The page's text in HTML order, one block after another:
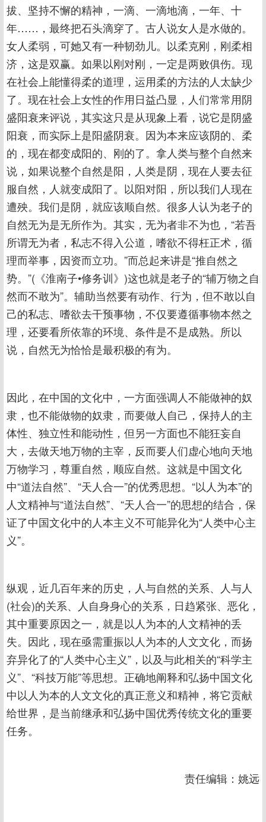
拔、坚持不懈的精神，一滴、一滴地滴，一年、十
年……，最终把石头滴穿了。古人说女人是水做的。
女人柔弱，可她又有一种韧劲儿。以柔克刚，刚柔相
济，这是双赢。如果以刚对刚，一定是两败俱伤。现
在社会上能懂得柔的道理，运用柔的方法的人太缺少
了。现在社会上女性的作用日益凸显，人们常常用阴
盛阳衰来评说，其实这只是从现象上看，说它是阴盛
阳衰，而实际上是阳盛阴衰。因为本来应该阴的、柔
的，现在都变成阳的、刚的了。拿人类与整个自然来
说，如果说整个自然是阳，人类是阴，现在人要去征
服自然，人就变成阳了。以阳对阳，所以我们人现在
遭殃。我们是阴，就应该顺自然。很多人认为老子的
自然无为是无所作为。其实，无为者非不为也，“若吾
所谓无为者，私志不得入公道，嗜欲不得枉正术，循
理而举事，因资而立功。”而总起来讲是“推自然之
势。”(《淮南子•修务训》)这也就是老子的“辅万物之自
然而不敢为”。辅助当然要有动作、行为，但不敢以自
己的私志、嗜欲去干预事物，不仅要遵循事物本然之
理，还要看所依靠的环境、条件是不是成熟。所以
说，自然无为恰恰是最积极的有为。
因此，在中国的文化中，一方面强调人不能做神的奴
隶，也不能做物的奴隶，而要做人自己，保持人的主
体性、独立性和能动性，但另一方面也不能狂妄自
大，去做天地万物的主宰，反而要人们虚心地向天地
万物学习，尊重自然，顺应自然。这就是中国文化
中“道法自然”、“天人合一”的优秀思想。“以人为本”的
人文精神与“道法自然”、“天人合一”的思想的结合，保
证了中国文化中的人本主义不可能异化为“人类中心主
义”。
纵观，近几百年来的历史，人与自然的关系、人与人
(社会)的关系、人自身身心的关系，日趋紧张、恶化，
其中重要原因之一，就是以人为本的人文精神的丢
失。因此，现在亟需重振以人为本的人文文化，而扬
弃异化了的“人类中心主义”，以及与此相关的“科学主
义”、“科技万能”等思想。正确地阐释和弘扬中国文化
中以人为本的人文文化的真正意义和精神，将它贡献
给世界，是当前继承和弘扬中国优秀传统文化的重要
任务。
责任编辑：姚远